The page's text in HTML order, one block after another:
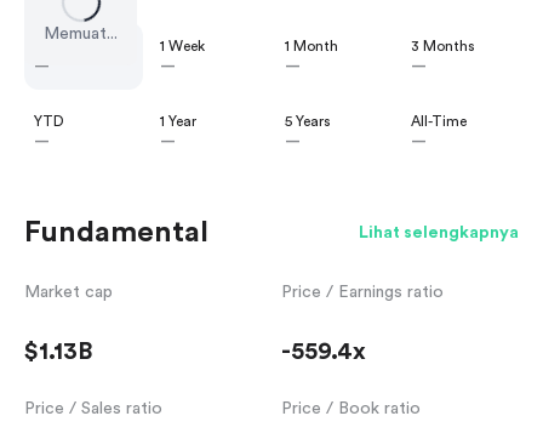
Memuat...
—
1 Week
—
1 Month
—
3 Months
—
YTD
—
1 Year
—
5 Years
—
All-Time
—
Fundamental Lihat selengkapnya
Market cap
$1.13B
Price / Earnings ratio
-559.4x
Price / Sales ratio Price / Book ratio